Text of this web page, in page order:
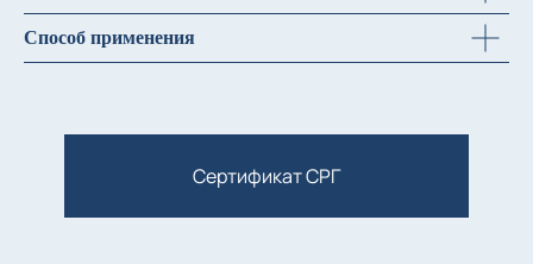
Способ применения
Сертификат СРГ